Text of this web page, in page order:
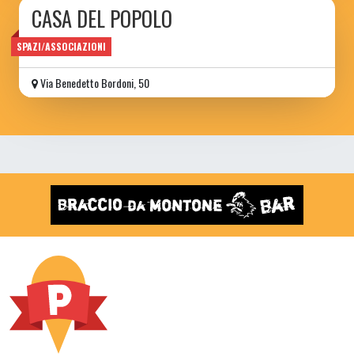
SPAZI/ASSOCIAZIONI
CASA DEL POPOLO
di Torpignattara
Via Benedetto Bordoni, 50